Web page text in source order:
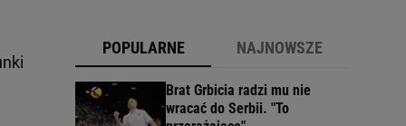
POPULARNE NAJNOWSZE
Brat Grbicia radzi mu nie
wracać do Serbii. "To